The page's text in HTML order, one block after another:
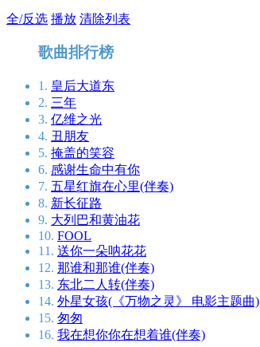
全/反选 播放 清除列表
歌曲排行榜
1. 皇后大道东
2. 三年
3. 亿维之光
4. 丑朋友
5. 掩盖的笑容
6. 感谢生命中有你
7. 五星红旗在心里(伴奏)
8. 新长征路
9. 大列巴和黄油花
10. FOOL
11. 送你一朵呐花花
12. 那谁和那谁(伴奏)
13. 东北二人转(伴奏)
14. 外星女孩(《万物之灵》 电影主题曲)
15. 匆匆
16. 我在想你你在想着谁(伴奏)